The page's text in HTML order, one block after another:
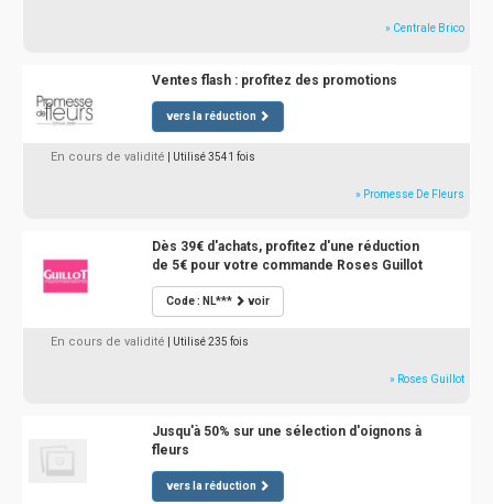
» Centrale Brico
Ventes flash : profitez des promotions
vers la réduction
En cours de validité | Utilisé 3541 fois
» Promesse De Fleurs
Dès 39€ d'achats, profitez d'une réduction
de 5€ pour votre commande Roses Guillot
Code : NL*** voir
En cours de validité | Utilisé 235 fois
» Roses Guillot
Jusqu'à 50% sur une sélection d'oignons à
fleurs
vers la réduction